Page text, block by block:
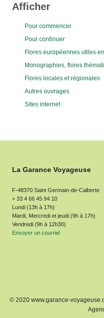
Afficher
Pour commencer
Pour continuer
Flores européennes utiles
Monographies, flores
Flores locales et régionales
Autres ouvrages
Sites internet
La Garance Voyageuse
F-48370 Saint Germain-de-Calberte
+ 33 4 66 45 94 10
Lundi (13h à 17h)
Mardi, Mercredi et jeudi (9h à 17h)
Vendredi (9h à 12h30)
Envoyer un courriel
© 2020 www.garance-